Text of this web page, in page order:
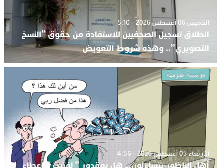
الخميس 06 أغسطس 2026 - 5:10
انطلاق تسجيل الصحفيين للاستفادة من حقوق “النسخ
التصويري”.. وهذه شروط التعويض
الأربعاء 05 أغسطس 2026 - 4:56
أهل الناظور يتساءلون… هل بمقدور ” لفتيت ” إعطاء